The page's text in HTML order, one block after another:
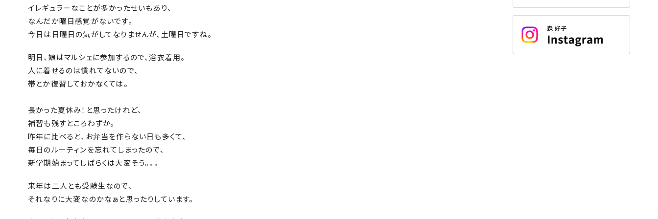
イレギュラーなことが多かったせいもあり、
なんだか曜日感覚がないです。
今日は日曜日の気がしてなりませんが、土曜日ですね。
明日、娘はマルシェに参加するので、浴衣着用。
人に着せるのは慣れてないので、
帯とか復習しておかなくては。
長かった夏休み！と思ったけれど、
補習も残すところわずか。
昨年に比べると、お弁当を作らない日も多くて、
毎日のルーティンを忘れてしまったので、
新学期始まってしばらくは大変そう。。。
来年は二人とも受験生なので、
それなりに大変なのかなぁと思ったりしています。